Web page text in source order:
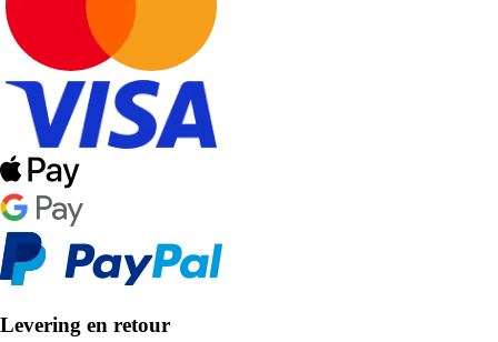
Levering en retour